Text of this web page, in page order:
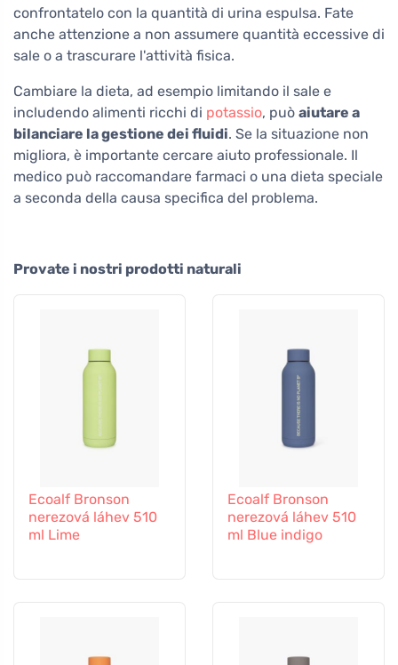
confrontatelo con la quantità di urina espulsa. Fate
anche attenzione a non assumere quantità eccessive di
sale o a trascurare l'attività fisica.
Cambiare la dieta, ad esempio limitando il sale e
includendo alimenti ricchi di potassio, può aiutare a
bilanciare la gestione dei fluidi. Se la situazione non
migliora, è importante cercare aiuto professionale. Il
medico può raccomandare farmaci o una dieta speciale
a seconda della causa specifica del problema.
Provate i nostri prodotti naturali
Ecoalf Bronson
nerezová láhev 510
ml Lime
Ecoalf Bronson
nerezová láhev 510
ml Blue indigo